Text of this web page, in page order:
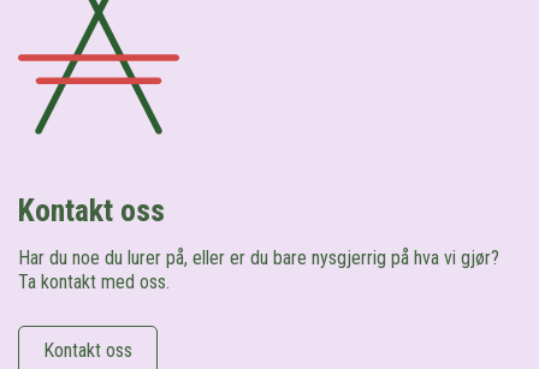
Kontakt oss
Har du noe du lurer på, eller er du bare nysgjerrig på hva vi gjør?
Ta kontakt med oss.
Kontakt oss